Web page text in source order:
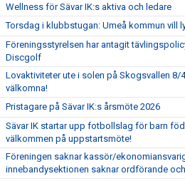
Wellness för Sävar IK:s aktiva och ledare
Torsdag i klubbstugan: Umeå kommun vill
Föreningsstyrelsen har antagit
Discgolf
Lovaktiviteter ute i solen på Skogsvallen 8/
välkomna!
Pristagare på Sävar IK:s årsmöte 2026
Sävar IK startar upp fotbollslag för barn
välkommen på uppstartsmöte!
Föreningen saknar kassör/
innebandysektionen saknar ordförande